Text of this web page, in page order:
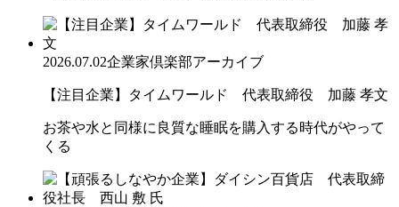
2026.07.02企業家倶楽部アーカイブ
【注目企業】タイムワールド 代表取締役 加藤 孝文
お茶や水と同様に良質な睡眠を購入する時代がやって
くる